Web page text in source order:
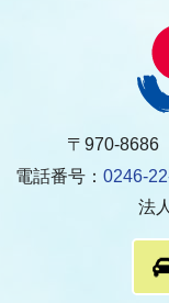
〒970-8686
電話番号： 0246-
法